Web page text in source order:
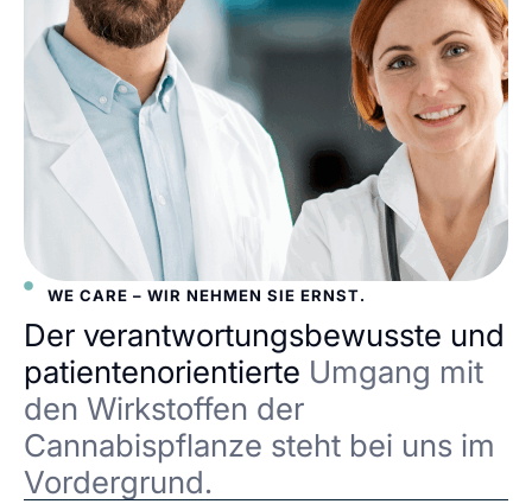
WE CARE – WIR NEHMEN SIE ERNST.
Der verantwortungsbewusste und
patientenorientierte Umgang mit
den Wirkstoffen der
Cannabispflanze steht bei uns im
Vordergrund.